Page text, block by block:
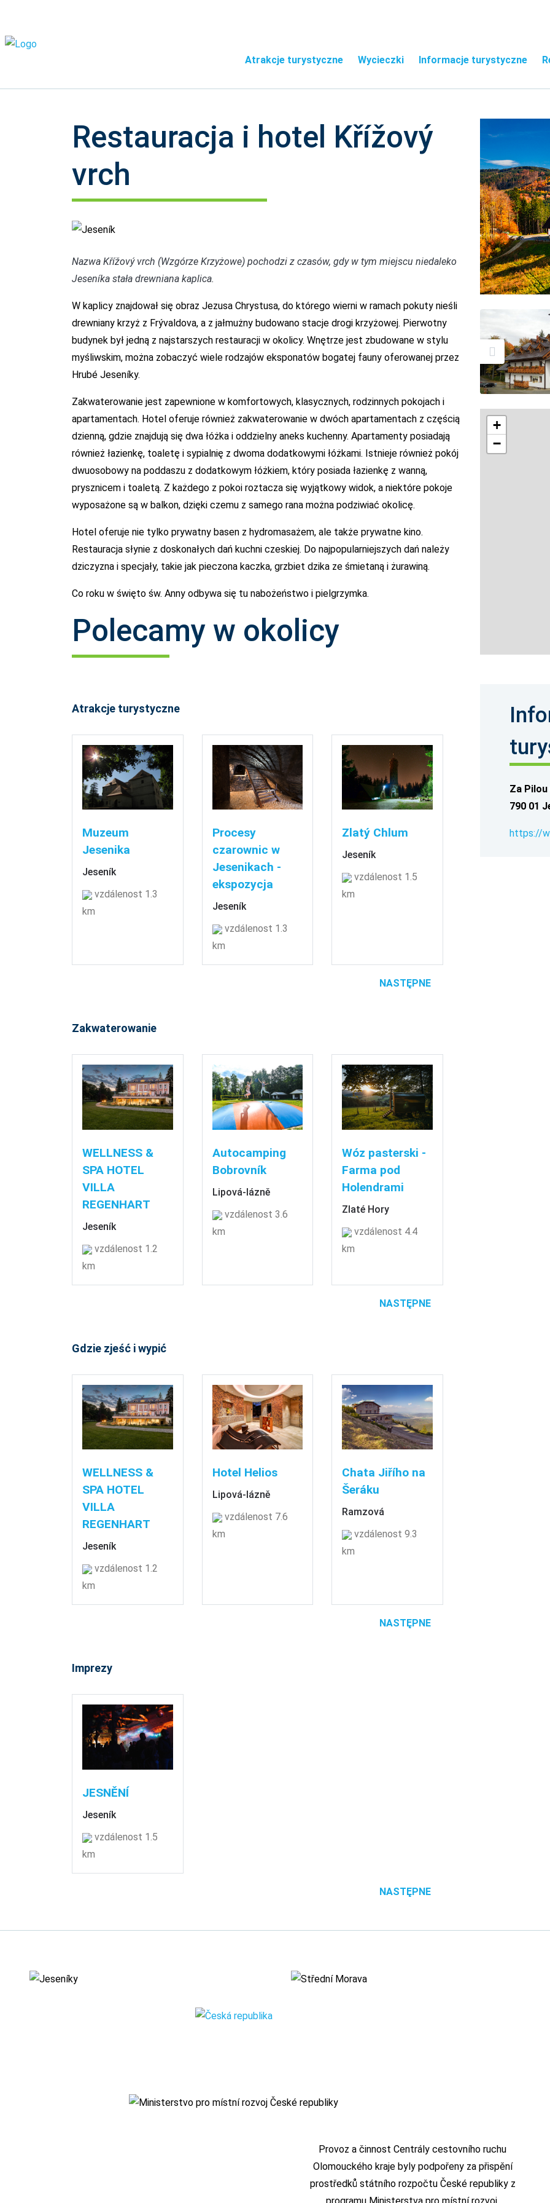
Atrakcje turystyczne Wycieczki Informacje turystyczne
Restauracja i hotel Křížový
vrch
Jeseník
Nazwa Křížový vrch (Wzgórze Krzyżowe) pochodzi z czasów, gdy w tym miejscu niedaleko
Jeseníka stała drewniana kaplica.
W kaplicy znajdował się obraz Jezusa Chrystusa, do którego wierni w ramach pokuty nieśli
drewniany krzyż z Frývaldova, a z jałmużny budowano stacje drogi krzyżowej. Pierwotny
budynek był jedną z najstarszych restauracji w okolicy. Wnętrze jest zbudowane w stylu
myśliwskim, można zobaczyć wiele rodzajów eksponatów bogatej fauny oferowanej przez
Hrubé Jeseníky.
Zakwaterowanie jest zapewnione w komfortowych, klasycznych, rodzinnych pokojach i
apartamentach. Hotel oferuje również zakwaterowanie w dwóch apartamentach z częścią
dzienną, gdzie znajdują się dwa łóżka i oddzielny aneks kuchenny. Apartamenty posiadają
również łazienkę, toaletę i sypialnię z dwoma dodatkowymi łóżkami. Istnieje również pokój
dwuosobowy na poddaszu z dodatkowym łóżkiem, który posiada łazienkę z wanną,
prysznicem i toaletą. Z każdego z pokoi roztacza się wyjątkowy widok, a niektóre pokoje
wyposażone są w balkon, dzięki czemu z samego rana można podziwiać okolicę.
Hotel oferuje nie tylko prywatny basen z hydromasażem, ale także prywatne kino.
Restauracja słynie z doskonałych dań kuchni czeskiej. Do najpopularniejszych dań należy
dziczyzna i specjały, takie jak pieczona kaczka, grzbiet dzika ze śmietaną i żurawiną.
Co roku w święto św. Anny odbywa się tu nabożeństwo i pielgrzymka.
Polecamy w okolicy
Atrakcje turystyczne
Muzeum
Jesenika
Jeseník
vzdálenost 1.3
km
Procesy
czarownic w
Jesenikach -
ekspozycja
Jeseník
vzdálenost 1.3
km
Zlatý Chlum
Jeseník
vzdálenost 1.5
km
NASTĘPNE
Zakwaterowanie
WELLNESS &
SPA HOTEL
VILLA
REGENHART
Jeseník
vzdálenost 1.2
km
Autocamping
Bobrovník
Lipová-lázně
vzdálenost 3.6
km
Wóz pasterski -
Farma pod
Holendrami
Zlaté Hory
vzdálenost 4.4
km
NASTĘPNE
Gdzie zjeść i wypić
WELLNESS &
SPA HOTEL
VILLA
REGENHART
Jeseník
vzdálenost 1.2
km
Hotel Helios
Lipová-lázně
vzdálenost 7.6
km
Chata Jiřího na
Šeráku
Ramzová
vzdálenost 9.3
km
NASTĘPNE
Imprezy
JESNĚNÍ
Jeseník
vzdálenost 1.5
km
NASTĘPNE
+
−
Za Pilou
790 01
https://
Provoz a činnost Centrály cestovního ruchu
Olomouckého kraje byly podpořeny za přispění
prostředků státního rozpočtu České republiky z